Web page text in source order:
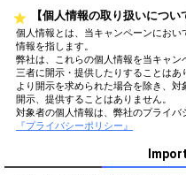
【個人情報の取り扱いについ
個人情報とは、当キャンペーンにお
情報を指します。
弊社は、これらの個人情報を当キャ
三者に開示・提供したりすることは
より開示を求められた場合を除き、
開示、提供することはありません。
対象者の個人情報は、弊社のプライバ
『プライバシーポリシー』